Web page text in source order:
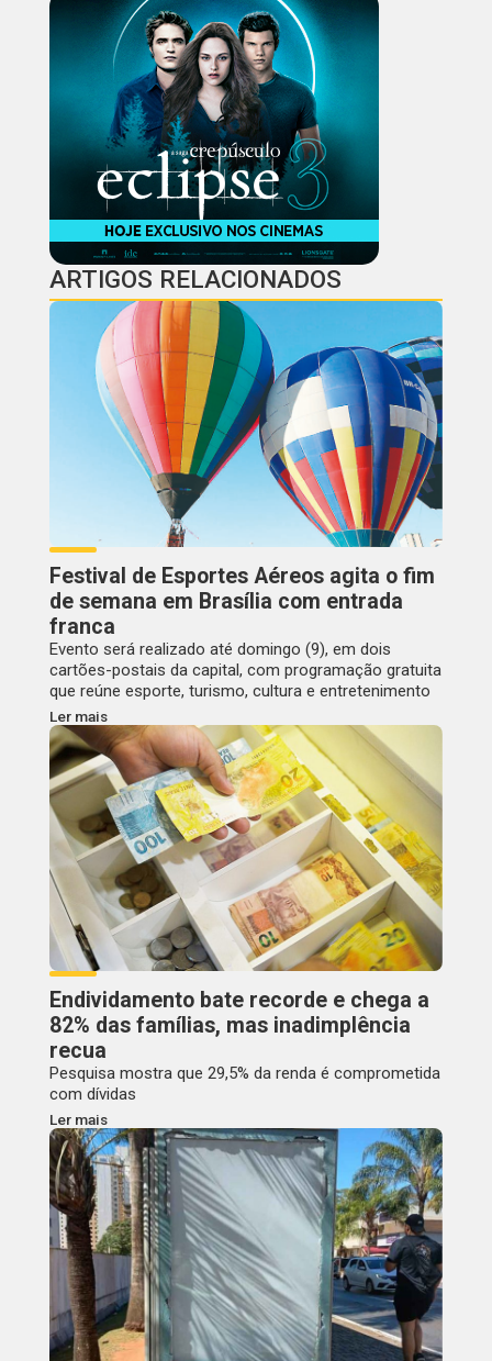
ARTIGOS RELACIONADOS
Festival de Esportes Aéreos agita o fim
de semana em Brasília com entrada
franca
Evento será realizado até domingo (9), em dois
cartões-postais da capital, com programação gratuita
que reúne esporte, turismo, cultura e entretenimento
Ler mais
Endividamento bate recorde e chega a
82% das famílias, mas inadimplência
recua
Pesquisa mostra que 29,5% da renda é comprometida
com dívidas
Ler mais